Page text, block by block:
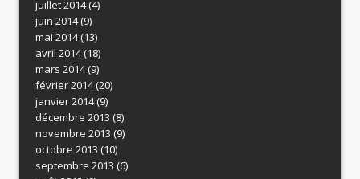
juillet 2014(4)
juin 2014(9)
mai 2014(13)
avril 2014(18)
mars 2014(9)
février 2014(20)
janvier 2014(9)
décembre 2013 (8)
novembre 2013 (9)
octobre 2013 (10)
septembre 2013 (6)